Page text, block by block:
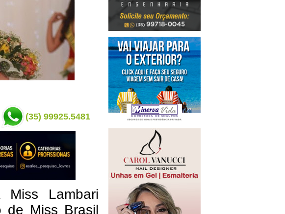
(35) 99925.5481
Miss Lambari
de Miss Brasil